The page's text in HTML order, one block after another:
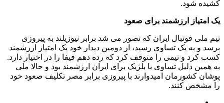
کشیده شود.
یک امتیاز ارزشمند برای صعود
تیم ملی فوتبال ایران که تصور می شد برابر نیوزیلند به پیروزی
برسد و به یک تساوی رسید، از دومین دیدار خود یک امتیاز ارزشمند
کسب کرد و تیمی را متوقف کرد که رده دهم فیفا را در اختیار دارد.
به همین دلیل تساوی با بلژیک برای ایران ارزشمند بود و حالا ملی
پوشان کشورمان امیدوارند با پیروزی برابر مصر تکلیف صعود خود
را مشخص کنند.